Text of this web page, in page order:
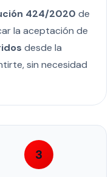
424/2020 de
la aceptación de
desde la
sin necesidad
3